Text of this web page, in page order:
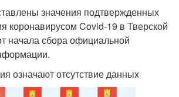
значения подтвержденных
коронавирусом Covid-19 в Тверской
начала сбора официальной
означают отсутствие данных